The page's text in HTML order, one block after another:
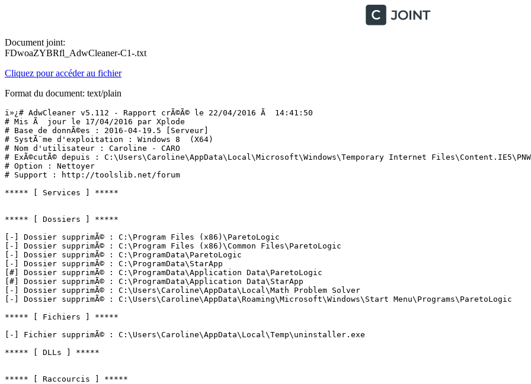
Document joint:
FDwoaZYBRfl_AdwCleaner-C1-.txt
Cliquez pour accéder au fichier
Format du document: text/plain
ï»¿# AdwCleaner v5.112 - Rapport crÃ©Ã© le 22/04/2016 Ã  14:41:50
# Mis Ã  jour le 17/04/2016 par Xplode
# Base de donnÃ©es : 2016-04-19.5 [Serveur]
# SystÃ¨me d'exploitation : Windows 8  (X64)
# Nom d'utilisateur : Caroline - CARO
# ExÃ©cutÃ© depuis : C:\Users\Caroline\AppData\Local\Microsoft\Windows\Temporary Internet
# Option : Nettoyer
# Support : http://toolslib.net/forum
***** [ Services ] *****
***** [ Dossiers ] *****
[-] Dossier supprimÃ© : C:\Program Files (x86)\ParetoLogic
[-] Dossier supprimÃ© : C:\Program Files (x86)\Common Files\ParetoLogic
[-] Dossier supprimÃ© : C:\ProgramData\ParetoLogic
[-] Dossier supprimÃ© : C:\ProgramData\StarApp
[#] Dossier supprimÃ© : C:\ProgramData\Application Data\ParetoLogic
[#] Dossier supprimÃ© : C:\ProgramData\Application Data\StarApp
[-] Dossier supprimÃ© : C:\Users\Caroline\AppData\Local\Math Problem Solver
[-] Dossier supprimÃ© : C:\Users\Caroline\AppData\Roaming\Microsoft\Windows\Start Menu\Programs\ParetoLogic
***** [ Fichiers ] *****
[-] Fichier supprimÃ© : C:\Users\Caroline\AppData\Local\Temp\uninstaller.exe
***** [ DLLs ] *****
***** [ Raccourcis ] *****